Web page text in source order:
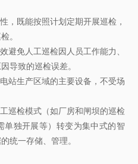
，既能按照计划定期开展巡检，
。
避免人工巡检因人员工作能力、
导致的巡检误差。
站生产区域的主要设备，不受场
巡检模式（如厂房和闸坝的巡检
单独开展等）转变为集中式的智
统一存储、管理。